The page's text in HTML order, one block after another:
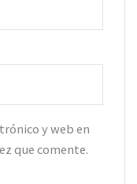
y web en
que comente.